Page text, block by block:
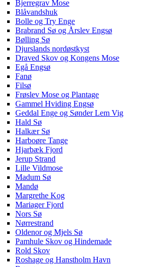
Bjerregrav Mose
Blåvandshuk
Bolle og Try Enge
Brabrand Sø og Årslev Engsø
Bølling Sø
Djurslands nordøstkyst
Draved Skov og Kongens Mose
Egå Engsø
Fanø
Filsø
Frøslev Mose og Plantage
Gammel Hviding Engsø
Geddal Enge og Sønder Lem Vig
Hald Sø
Halkær Sø
Harboøre Tange
Hjarbæk Fjord
Jerup Strand
Lille Vildmose
Madum Sø
Mandø
Margrethe Kog
Mariager Fjord
Nors Sø
Nørrestrand
Oldenor og Mjels Sø
Pamhule Skov og Hindemade
Rold Skov
Roshage og Hanstholm Havn